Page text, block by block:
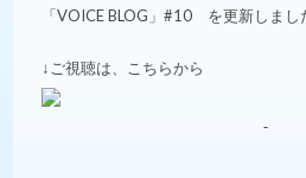
「VOICE BLOG」#10 を更新しまし
↓ご視聴は、こちらから